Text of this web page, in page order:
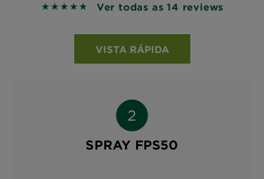
5 out of 5 stars based on reviews
Ver todas as 14 reviews
VISTA RÁPIDA
SPRAY FPS50